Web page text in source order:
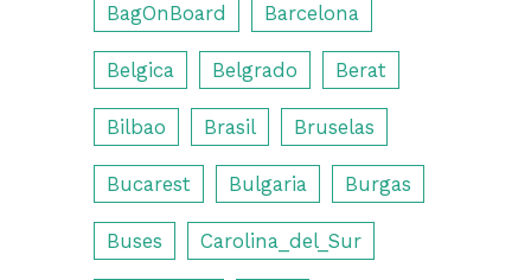
BagOnBoard Barcelona
Belgica Belgrado Berat
Bilbao Brasil Bruselas
Bucarest Bulgaria Burgas
Buses Carolina_del_Sur